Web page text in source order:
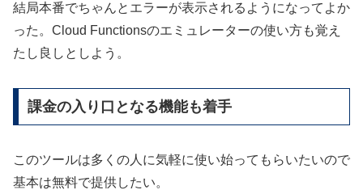
結局本番でちゃんとエラーが表示されるようになってよか
った。Cloud Functionsのエミュレーターの使い方も覚え
たし良しとしよう。
課金の入り口となる機能も着手
このツールは多くの人に気軽に使い始ってもらいたいので
基本は無料で提供したい。